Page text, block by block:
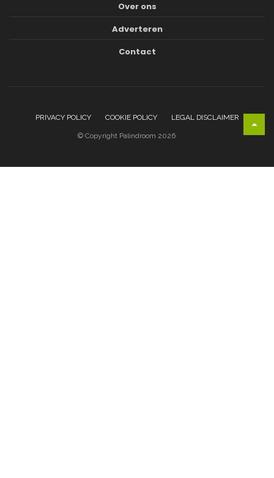
Over ons
Adverteren
Contact
PRIVACY POLICY COOKIE POLICY LEGAL DISCLAIMER
© Copyright Palindroom 2026